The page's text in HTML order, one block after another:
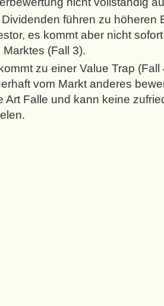
Dividenden führen zu höheren
es kommt aber nicht
Marktes (Fall 3).
zu einer Value Trap
vom Markt anderes
Art Falle und kann keine